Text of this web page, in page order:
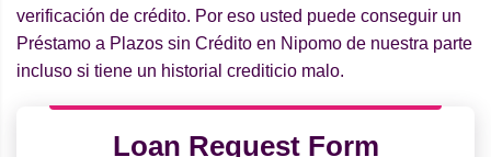
verificación de crédito. Por eso usted puede conseguir un
Préstamo a Plazos sin Crédito en Nipomo de nuestra parte
incluso si tiene un historial crediticio malo.
Loan Request Form